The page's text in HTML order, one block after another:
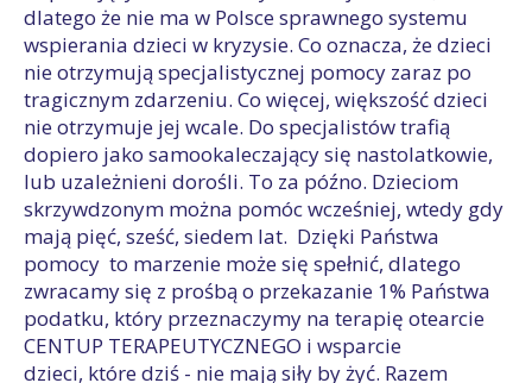
dlatego że nie ma w Polsce sprawnego systemu
wspierania dzieci w kryzysie. Co oznacza, że dzieci
nie otrzymują specjalistycznej pomocy zaraz po
tragicznym zdarzeniu. Co więcej, większość dzieci
nie otrzymuje jej wcale. Do specjalistów trafią
dopiero jako samookaleczający się nastolatkowie,
lub uzależnieni dorośli. To za późno. Dzieciom
skrzywdzonym można pomóc wcześniej, wtedy gdy
mają pięć, sześć, siedem lat. Dzięki Państwa
pomocy to marzenie może się spełnić, dlatego
zwracamy się z prośbą o przekazanie 1% Państwa
podatku, który przeznaczymy na terapię otearcie
CENTUP TERAPEUTYCZNEGO i wsparcie
dzieci, które dziś - nie mają siły by żyć. Razem